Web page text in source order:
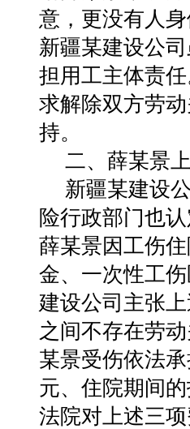
意，更没有人
新疆某建设公
担用工主体责
求解除双方劳
持。
二、薛某景
新疆某建设
险行政部门也
薛某景因工伤
金、一次性工
建设公司主张
之间不存在劳
某景受伤依法
元、住院期间
法院对上述三